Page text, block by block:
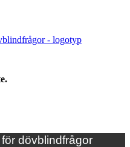
dövblindfrågor